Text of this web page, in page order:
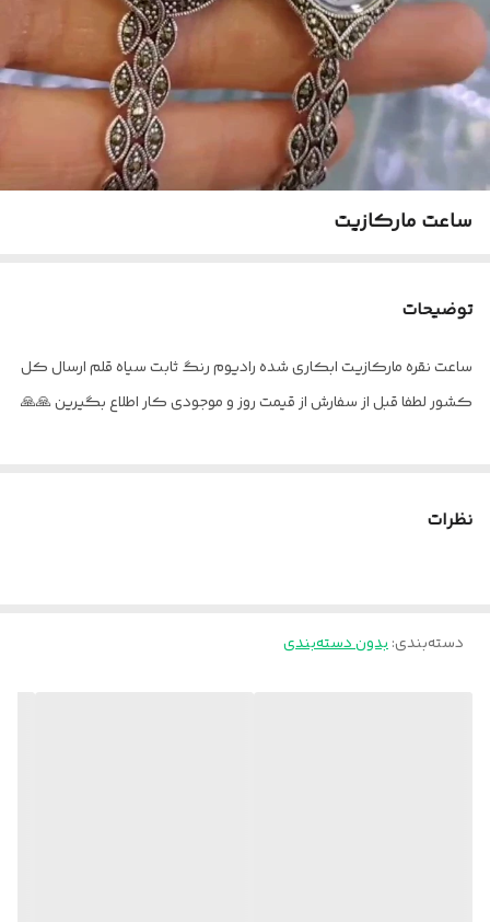
ساعت مارکازیت
توضیحات
ساعت نقره مارکازیت ابکاری شده رادیوم رنگ ثابت سیاه‌ قلم ارسال کل
کشور لطفا قبل از سفارش از قیمت روز و موجودی کار اطلاع بگیرین 🙏🙏
نظرات
دسته‌بندی:بدون دسته‌بندی